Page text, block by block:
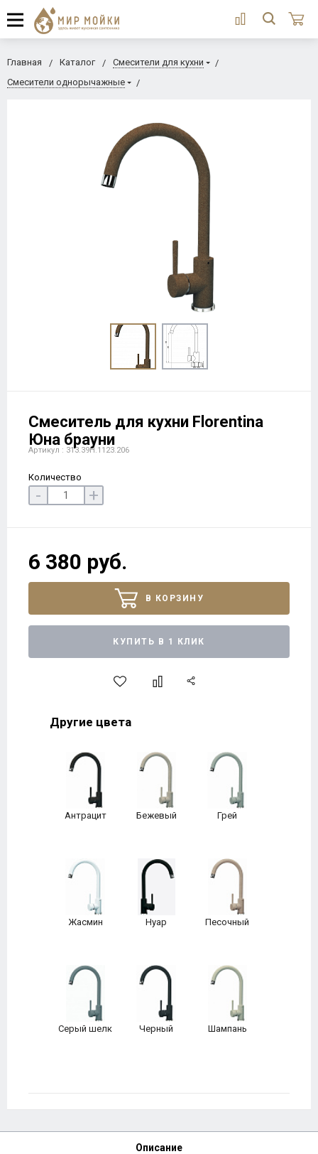
Главная Каталог
Смесители для кухни
Смесители однорычажные
Смеситель для кухни Florentina
Юна брауни
Артикул : 313.39H.1123.206
Количество
- +
6 380 руб.
В КОРЗИНУ
КУПИТЬ В 1 КЛИК
Другие цвета
Антрацит Бежевый Грей
Жасмин Нуар Песочный
Серый шелк Черный Шампань
Описание